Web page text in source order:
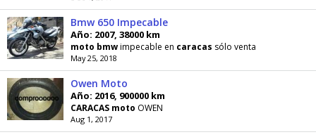
Bmw 650 Impecable
Año: 2007, 38000 km
moto bmwimpecable en caracas sólo venta
May 25, 2018
Owen Moto
Año: 2016, 900000 km
CARACAS moto OWEN
Aug 1, 2017